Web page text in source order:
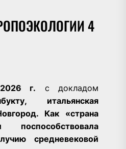
4
г. с докладом
итальянская
Как «страна
средневековой